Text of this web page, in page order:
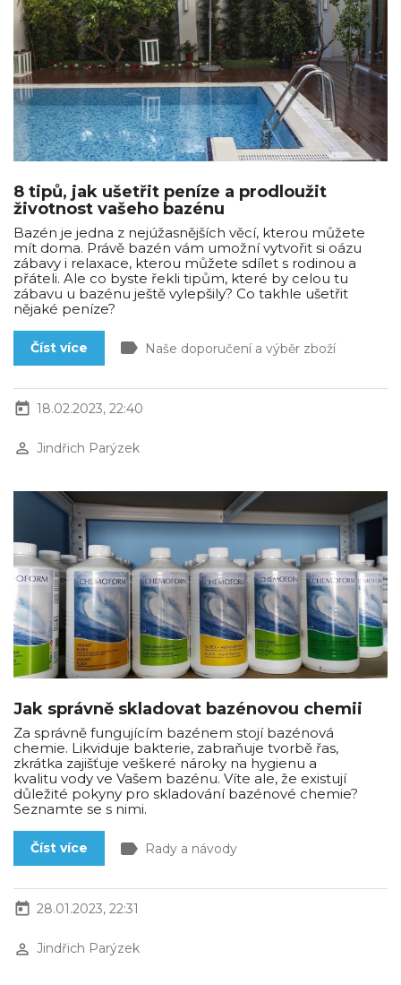
8 tipů, jak ušetřit peníze a prodloužit
životnost vašeho bazénu
Bazén je jedna z nejúžasnějších věcí, kterou můžete
mít doma. Právě bazén vám umožní vytvořit si oázu
zábavy i relaxace, kterou můžete sdílet s rodinou a
přáteli. Ale co byste řekli tipům, které by celou tu
zábavu u bazénu ještě vylepšily? Co takhle ušetřit
nějaké peníze?
Číst více label Naše doporučení a výběr zboží
today 18.02.2023, 22:40
perm_identity Jindřich Parýzek
Jak správně skladovat bazénovou chemii
Za správně fungujícím bazénem stojí bazénová
chemie. Likviduje bakterie, zabraňuje tvorbě řas,
zkrátka zajišťuje veškeré nároky na hygienu a
kvalitu vody ve Vašem bazénu. Víte ale, že existují
důležité pokyny pro skladování bazénové chemie?
Seznamte se s nimi.
Číst více label Rady a návody
today 28.01.2023, 22:31
perm_identity Jindřich Parýzek